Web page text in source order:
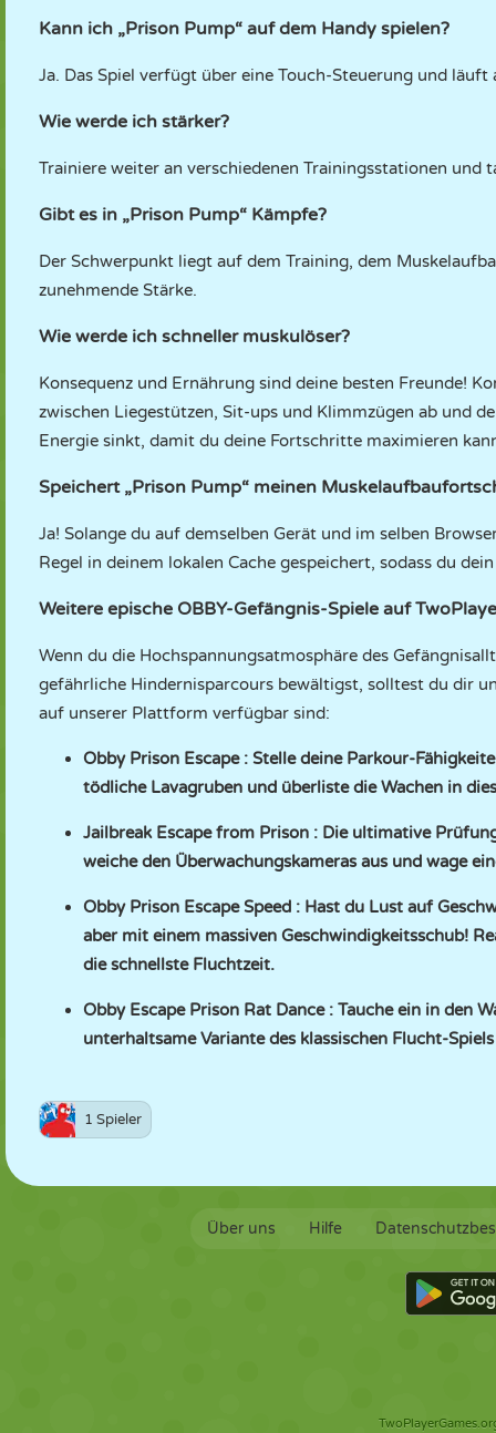
Kann ich „Prison Pump“ auf dem Handy spielen?
Ja. Das Spiel verfügt über eine Touch-Steuerung und
Wie werde ich stärker?
Trainiere weiter an verschiedenen Trainingsstationen und
Gibt es in „Prison Pump“ Kämpfe?
Der Schwerpunkt liegt auf dem Training, dem
zunehmende Stärke.
Wie werde ich schneller muskulöser?
Konsequenz und Ernährung sind deine besten Freunde!
zwischen Liegestützen, Sit-ups und Klimmzügen ab und
Energie sinkt, damit du deine Fortschritte maximieren
Speichert „Prison Pump“ meinen
Ja! Solange du auf demselben Gerät und im selben
Regel in deinem lokalen Cache gespeichert, sodass du
Weitere epische OBBY-Gefängnis-Spiele auf
Wenn du die Hochspannungsatmosphäre des
gefährliche Hindernisparcours bewältigst, solltest du dir
auf unserer Plattform verfügbar sind:
Obby Prison Escape: Stelle deine Parkour-
tödliche Lavagruben und überliste die Wachen in
Jailbreak Escape from Prison : Die ultimative
weiche den Überwachungskameras aus und wage
Obby Prison Escape Speed : Hast du Lust auf
aber mit einem massiven Geschwindigkeitsschub!
die schnellste Fluchtzeit.
Obby Escape Prison Rat Dance: Tauche ein in den
unterhaltsame Variante des klassischen Flucht-
1 Spieler
Über uns Hilfe